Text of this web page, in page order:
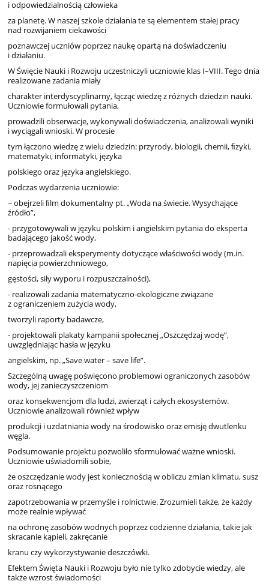
i odpowiedzialnościączłowieka
za planetę. W naszejszkoledziałaniatesąelementem stałej pracy
nad rozwijaniemciekawości
poznawczej uczniów poprzez naukęopartą na doświadczeniu
i działaniu.
WŚwięcie Nauki i Rozwoju uczestniczyli uczniowie klas I–VIII.Tego dnia
realizowanezadania miały
charakter interdyscyplinarny,łączącwiedzę z różnych dziedzin nauki.
Uczniowieformułowali pytania,
prowadziliobserwacje,wykonywalidoświadczenia,analizowaliwyniki
iwyciągaliwnioski. W procesie
tymłączono wiedzę zwielu dziedzin: przyrody, biologii,chemii,ﬁzyki,
matematyki, informatyki, języka
polskiegooraz językaangielskiego.
Podczaswydarzenia uczniowie:
− obejrzeli ﬁlmdokumentalny pt.„Woda na świecie.Wysychające
źródło”,
- przygotowywaliw języku polskim i angielskim pytaniadoeksperta
badającego jakośćwody,
- przeprowadzalieksperymentydotyczącewłaściwości wody(m.in.
napięcia powierzchniowego,
gęstości,siły wyporu i rozpuszczalności),
- realizowalizadania matematyczno-ekologicznezwiązane
z ograniczeniemzużyciawody,
tworzyli raporty badawcze,
- projektowali plakaty kampanii społecznej„Oszczędzajwodę”,
uwzględniając hasła w języku
angielskim, np.„Savewater–save life”.
Szczególną uwagę poświęcono problemowiograniczonych zasobów
wody, jejzanieczyszczeniom
oraz konsekwencjom dla ludzi,zwierząt icałych ekosystemów.
Uczniowieanalizowali równieżwpływ
produkcji i uzdatnianiawody naśrodowisko orazemisjędwutlenku
węgla.
Podsumowanie projektu pozwoliłosformułowaćważnewnioski.
Uczniowie uświadomilisobie,
żeoszczędzaniewody jest koniecznościąw obliczuzmian klimatu, susz
oraz rosnącego
zapotrzebowaniaw przemyśle i rolnictwie.Zrozumielitakże,że każdy
może realniewpływać
naochronęzasobówwodnych poprzezcodzienne działania, takie jak
skracanie kąpieli,zakręcanie
kranu czywykorzystywaniedeszczówki.
Efektem Święta Nauki i Rozwoju było nietylko zdobyciewiedzy,ale
takżewzrostświadomości